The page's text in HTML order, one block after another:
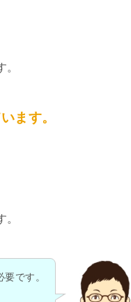
ます。
です。